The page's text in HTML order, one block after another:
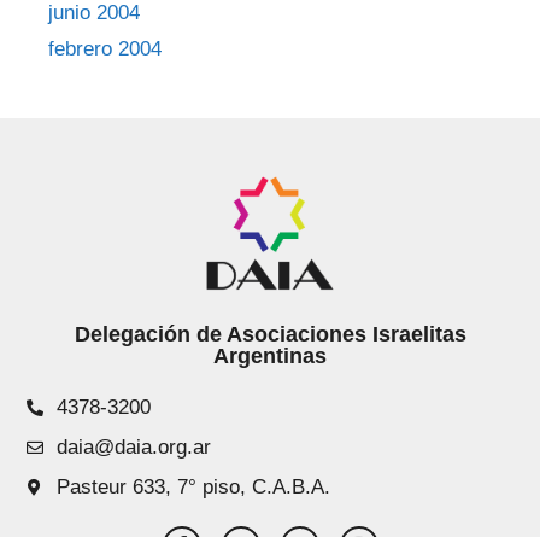
junio 2004
febrero 2004
Delegación de Asociaciones Israelitas
Argentinas
4378-3200
daia@daia.org.ar
Pasteur 633, 7° piso, C.A.B.A.